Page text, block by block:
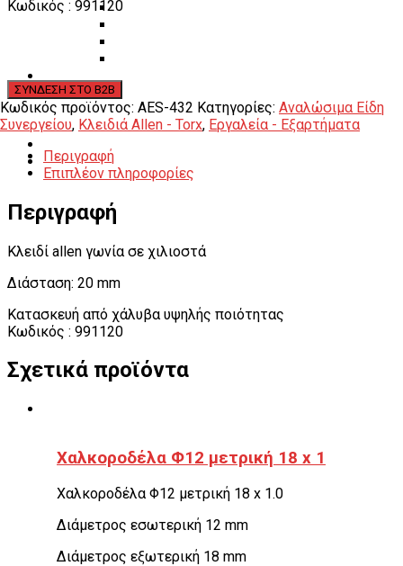
Εργαλεία φρένων
DOWNLOADS
VIDEO & ΝΕΑ
ΕΠΙΚΟΙΝΩΝΙΑ
ΕΝ
Κωδικός : 991120
Κωδικός προϊόντος: AES-432 Κατηγορίες: Αναλώσιμα Είδη
Συνεργείου, Κλειδιά Allen - Torx, Εργαλεία - Εξαρτήματα
Περιγραφή
Επιπλέον πληροφορίες
Περιγραφή
Κλειδί allen γωνία σε χιλιοστά
Διάσταση: 20 mm
Κατασκευή από χάλυβα υψηλής ποιότητας
Κωδικός : 991120
Σχετικά προϊόντα
Χαλκοροδέλα Φ12 μετρική 18 x 1
Χαλκοροδέλα Φ12 μετρική 18 x 1.0
Διάμετρος εσωτερική 12 mm
Διάμετρος εξωτερική 18 mm